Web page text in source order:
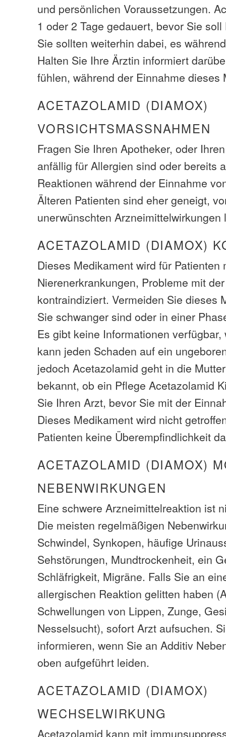
und persönlichen Voraussetzungen.
1 oder 2 Tage gedauert, bevor Sie
Sie sollten weiterhin dabei, es
Halten Sie Ihre Ärztin informiert
fühlen, während der Einnahme dieses
ACETAZOLAMID (DIAMOX)
VORSICHTSMASSNAHMEN
Fragen Sie Ihren Apotheker, oder
anfällig für Allergien sind oder bereits
Reaktionen während der Einnahme
Älteren Patienten sind eher geneigt,
unerwünschten Arzneimittelwirkungen
ACETAZOLAMID (DIAMOX)
Dieses Medikament wird für Patienten
Nierenerkrankungen, Probleme mit
kontraindiziert. Vermeiden Sie dieses
Sie schwanger sind oder in einer
Es gibt keine Informationen
kann jeden Schaden auf ein
jedoch Acetazolamid geht in die
bekannt, ob ein Pflege Acetazolamid
Sie Ihren Arzt, bevor Sie mit der
Dieses Medikament wird nicht
Patienten keine Überempfindlichkeit
ACETAZOLAMID (DIAMOX)
NEBENWIRKUNGEN
Eine schwere Arzneimittelreaktion ist
Die meisten regelmäßigen
Schwindel, Synkopen, häufige
Sehstörungen, Mundtrockenheit, ein
Schläfrigkeit, Migräne. Falls Sie an
allergischen Reaktion gelitten haben
Schwellungen von Lippen, Zunge,
Nesselsucht), sofort Arzt aufsuchen.
informieren, wenn Sie an Additiv
oben aufgeführt leiden.
ACETAZOLAMID (DIAMOX)
WECHSELWIRKUNG
Acetazolamid kann mit